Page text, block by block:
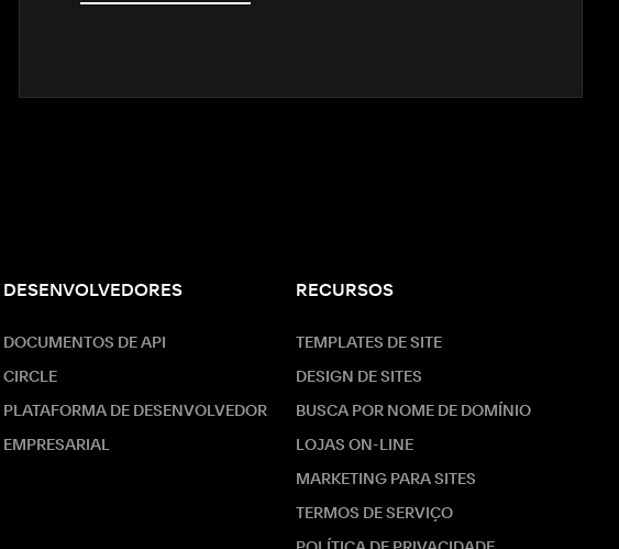
DESENVOLVEDORES
DOCUMENTOS DE API
CIRCLE
PLATAFORMA DE DESENVOLVEDOR
EMPRESARIAL
RECURSOS
TEMPLATES DE SITE
DESIGN DE SITES
BUSCA POR NOME DE DOMÍNIO
LOJAS ON-LINE
MARKETING PARA SITES
TERMOS DE SERVIÇO